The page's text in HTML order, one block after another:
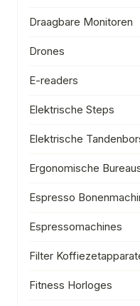
Draagbare Monitoren
Drones
E-readers
Elektrische Steps
Elektrische
Ergonomische
Espresso
Espressomachines
Filter
Fitness Horloges